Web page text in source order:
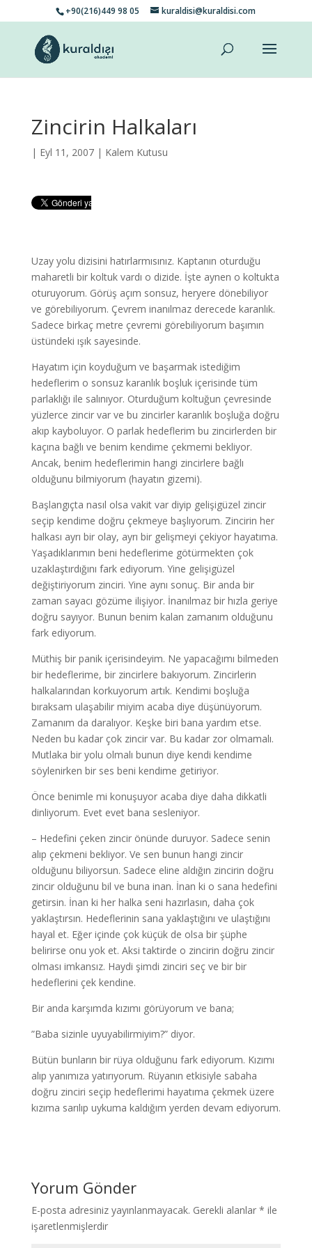
+90(216)449 98 05 kuraldisi@kuraldisi.com
Zincirin Halkaları
| Eyl 11, 2007 | Kalem Kutusu
Uzay yolu dizisini hatırlarmısınız. Kaptanın oturduğu
maharetli bir koltuk vardı o dizide. İşte aynen o koltukta
oturuyorum. Görüş açım sonsuz, heryere dönebiliyor
ve görebiliyorum. Çevrem inanılmaz derecede karanlık.
Sadece birkaç metre çevremi görebiliyorum başımın
üstündeki ışık sayesinde.
Hayatım için koyduğum ve başarmak istediğim
hedeflerim o sonsuz karanlık boşluk içerisinde tüm
parlaklığı ile salınıyor. Oturduğum koltuğun çevresinde
yüzlerce zincir var ve bu zincirler karanlık boşluğa doğru
akıp kayboluyor. O parlak hedeflerim bu zincirlerden bir
kaçına bağlı ve benim kendime çekmemi bekliyor.
Ancak, benim hedeflerimin hangi zincirlere bağlı
olduğunu bilmiyorum (hayatın gizemi).
Başlangıçta nasıl olsa vakit var diyip gelişigüzel zincir
seçip kendime doğru çekmeye başlıyorum. Zincirin her
halkası ayrı bir olay, ayrı bir gelişmeyi çekiyor hayatıma.
Yaşadıklarımın beni hedeflerime götürmekten çok
uzaklaştırdığını fark ediyorum. Yine gelişigüzel
değiştiriyorum zinciri. Yine aynı sonuç. Bir anda bir
zaman sayacı gözüme ilişiyor. İnanılmaz bir hızla geriye
doğru sayıyor. Bunun benim kalan zamanım olduğunu
fark ediyorum.
Müthiş bir panik içerisindeyim. Ne yapacağımı bilmeden
bir hedeflerime, bir zincirlere bakıyorum. Zincirlerin
halkalarından korkuyorum artık. Kendimi boşluğa
bıraksam ulaşabilir miyim acaba diye düşünüyorum.
Zamanım da daralıyor. Keşke biri bana yardım etse.
Neden bu kadar çok zincir var. Bu kadar zor olmamalı.
Mutlaka bir yolu olmalı bunun diye kendi kendime
söylenirken bir ses beni kendime getiriyor.
Önce benimle mi konuşuyor acaba diye daha dikkatli
dinliyorum. Evet evet bana sesleniyor.
– Hedefini çeken zincir önünde duruyor. Sadece senin
alıp çekmeni bekliyor. Ve sen bunun hangi zincir
olduğunu biliyorsun. Sadece eline aldığın zincirin doğru
zincir olduğunu bil ve buna inan. İnan ki o sana hedefini
getirsin. İnan ki her halka seni hazırlasın, daha çok
yaklaştırsın. Hedeflerinin sana yaklaştığını ve ulaştığını
hayal et. Eğer içinde çok küçük de olsa bir şüphe
belirirse onu yok et. Aksi taktirde o zincirin doğru zincir
olması imkansız. Haydi şimdi zinciri seç ve bir bir
hedeflerini çek kendine.
Bir anda karşımda kızımı görüyorum ve bana;
”Baba sizinle uyuyabilirmiyim?” diyor.
Bütün bunların bir rüya olduğunu fark ediyorum. Kızımı
alıp yanımıza yatırıyorum. Rüyanın etkisiyle sabaha
doğru zinciri seçip hedeflerimi hayatıma çekmek üzere
kızıma sarılıp uykuma kaldığım yerden devam ediyorum.
Yorum Gönder
E-posta adresiniz yayınlanmayacak. Gerekli alanlar * ile
işaretlenmişlerdir